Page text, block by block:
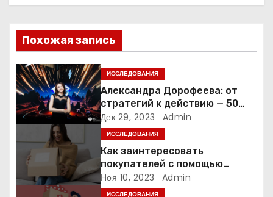
ц
и
я
п
о
з
а
п
Похожая запись
ИССЛЕДОВАНИЯ
Александра Дорофеева: от
стратегий к действию — 50
точек роста онлайн-школы
Дек 29, 2023 Admin
ИССЛЕДОВАНИЯ
Как заинтересовать
покупателей с помощью
неопределенности: 3 способа
Ноя 10, 2023 Admin
ИССЛЕДОВАНИЯ